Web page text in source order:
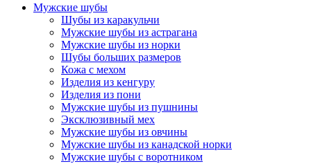
Мужские шубы
Шубы из каракульчи
Мужские шубы из астрагана
Мужские шубы из норки
Шубы больших размеров
Кожа с мехом
Изделия из кенгуру
Изделия из пони
Мужские шубы из пушнины
Эксклюзивный мех
Мужские шубы из овчины
Мужские шубы из канадской норки
Мужские шубы с воротником